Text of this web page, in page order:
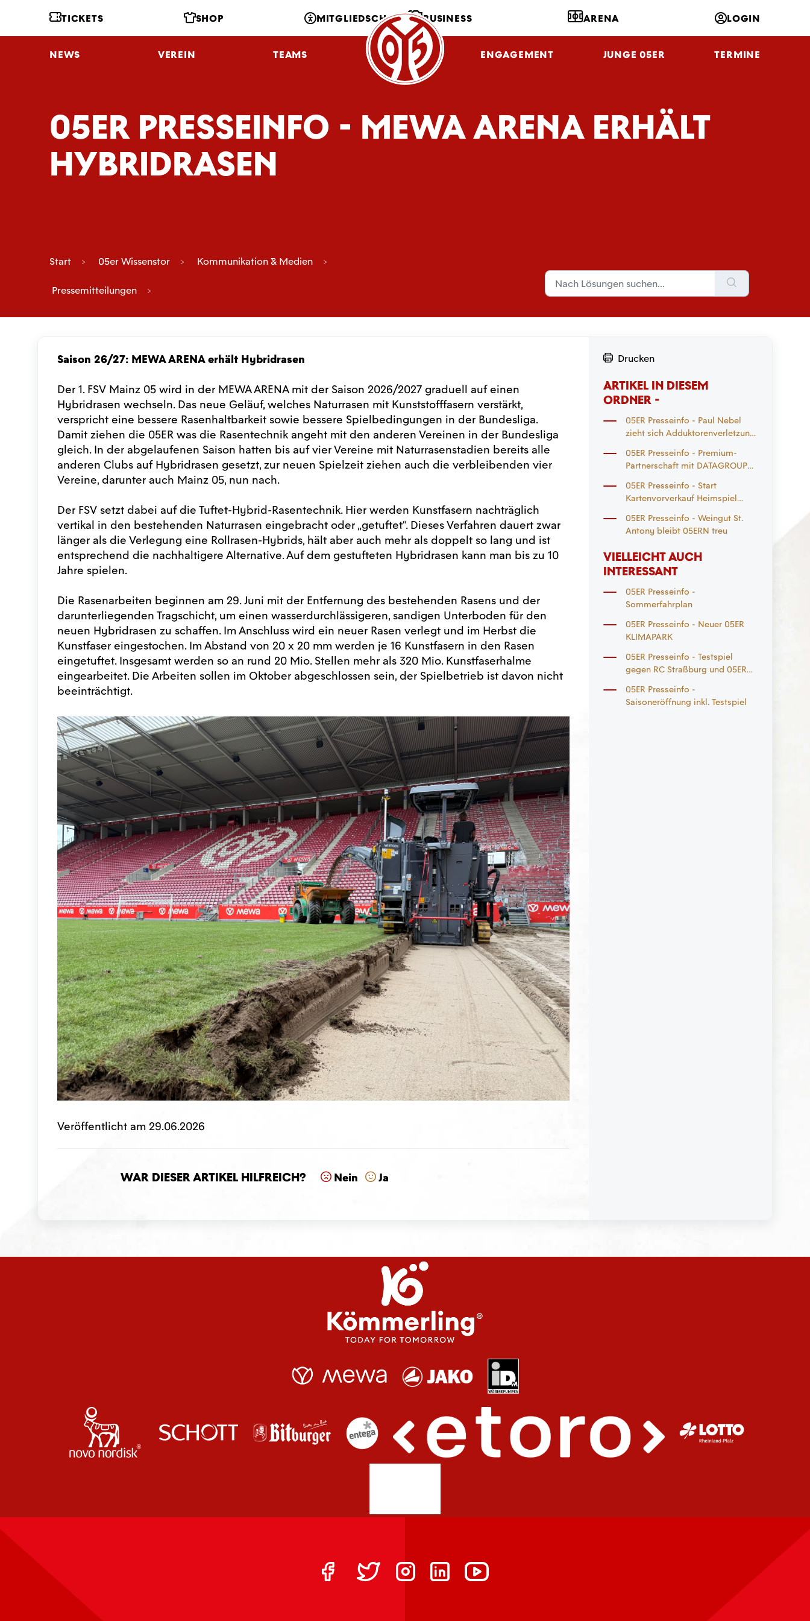
TICKETS SHOP MITGLIEDSCHAFT BUSINESS ARENA LOGIN
NEWS VEREIN TEAMS NLZ FANS ENGAGEMENT JUNGE 05ER TERMINE
05ER PRESSEINFO - MEWA ARENA ERHÄLT
HYBRIDRASEN
Start 05er Wissenstor Kommunikation & Medien
Pressemitteilungen
Saison 26/27: MEWA ARENA erhält Hybridrasen
Der 1. FSV Mainz 05 wird in der MEWA ARENA mit der Saison 2026/2027 graduell auf einen
Hybridrasen wechseln. Das neue Geläuf, welches Naturrasen mit Kunststofffasern verstärkt,
verspricht eine bessere Rasenhaltbarkeit sowie bessere Spielbedingungen in der Bundesliga.
Damit ziehen die 05ER was die Rasentechnik angeht mit den anderen Vereinen in der Bundesliga
gleich. In der abgelaufenen Saison hatten bis auf vier Vereine mit Naturrasenstadien bereits alle
anderen Clubs auf Hybridrasen gesetzt, zur neuen Spielzeit ziehen auch die verbleibenden vier
Vereine, darunter auch Mainz 05, nun nach.
Der FSV setzt dabei auf die Tuftet-Hybrid-Rasentechnik. Hier werden Kunstfasern nachträglich
vertikal in den bestehenden Naturrasen eingebracht oder „getuftet“. Dieses Verfahren dauert zwar
länger als die Verlegung eine Rollrasen-Hybrids, hält aber auch mehr als doppelt so lang und ist
entsprechend die nachhaltigere Alternative. Auf dem gestufteten Hybridrasen kann man bis zu 10
Jahre spielen.
Die Rasenarbeiten beginnen am 29. Juni mit der Entfernung des bestehenden Rasens und der
darunterliegenden Tragschicht, um einen wasserdurchlässigeren, sandigen Unterboden für den
neuen Hybridrasen zu schaffen. Im Anschluss wird ein neuer Rasen verlegt und im Herbst die
Kunstfaser eingestochen. Im Abstand von 20 x 20 mm werden je 16 Kunstfasern in den Rasen
eingetuftet. Insgesamt werden so an rund 20 Mio. Stellen mehr als 320 Mio. Kunstfaserhalme
eingearbeitet. Die Arbeiten sollen im Oktober abgeschlossen sein, der Spielbetrieb ist davon nicht
beeinträchtigt.
Veröffentlicht am 29.06.2026
War dieser Artikel hilfreich? Nein Ja
Drucken
ARTIKEL IN DIESEM
ORDNER -
05ER Presseinfo - Paul Nebel
zieht sich Adduktorenverletzung
05ER Presseinfo - Premium-
Partnerschaft mit DATAGROUP
05ER Presseinfo - Start
Kartenvorverkauf Heimspiel
Auswärtsspiel
Mönchengladbach
05ER Presseinfo - Weingut St.
Antony bleibt 05ERN treu
VIELLEICHT AUCH
INTERESSANT
05ER Presseinfo -
Sommerfahrplan
05ER Presseinfo - Neuer 05ER
KLIMAPARK
05ER Presseinfo - Testspiel
gegen RC Straßburg und 05ER
05ER Presseinfo -
Saisoneröffnung inkl. Testspiel